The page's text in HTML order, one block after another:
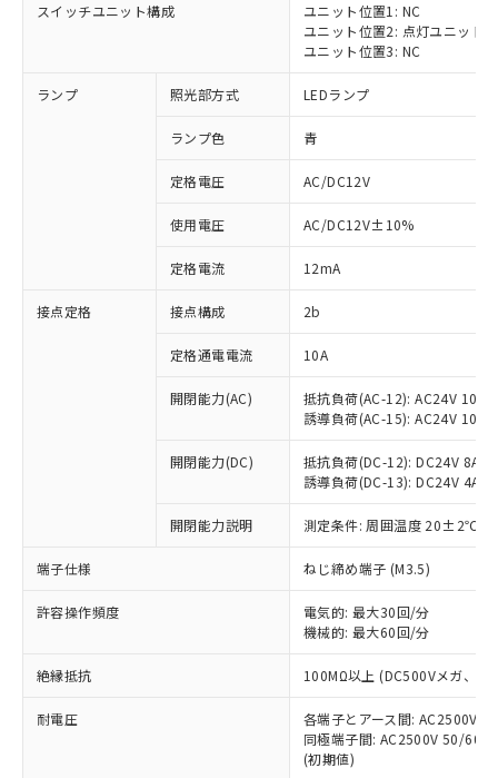
スイッチユニット構成
ユニット位置1: NC
ユニット位置2: 点灯ユニット
ユニット位置3: NC
ランプ 照光部方式 LEDランプ
ランプ色 青
定格電圧 AC/DC12V
使用電圧 AC/DC12V±10%
定格電流 12mA
接点定格 接点構成 2b
定格通電電流 10A
開閉能力(AC)
抵抗負荷(AC-12): AC24V 10A/
誘導負荷(AC-15): AC24V
開閉能力(DC)
抵抗負荷(DC-12): DC24V 8A/
誘導負荷(DC-13): DC24V 4A/
開閉能力説明 測定条件: 周囲温度 20±2℃、
端子仕様 ねじ締め端子 (M3.5)
許容操作頻度
電気的: 最大30回/分
機械的: 最大60回/分
絶縁抵抗 100MΩ以上 (DC500Vメガ、点
耐電圧
各端子とアース間: AC2500V
同極端子間: AC2500V 50/
(初期値)
ご利用条件
以下の条件をお読みいただき、同意のうえ
ご利用ください。
本サービスは、当社制御機器事業取扱
商品の当社在庫状況および標準価格
(税抜)を提供させていただくもので
当社制御機器事業取扱商品の中には、
本サービスの対象外となる商品もある
ことをご了承ください。
在庫状況および標準価格照会結果は、
記載している更新日時点での社内デー
タに基づき作成されるものであり、閲
覧された時点での実際の在庫および標
準価格とは異なる場合があることをご
※1 対応状況
対応済み：EU RoHS指令（10物質）の
非含有に対応した製品が提供可能な商品で
す。
対応予定：EU RoHS指令（10物質）の非含
有に対応した製品に切り替える予定のある
対応予定なし：EU RoHS指令（10物質）の
非含有に非対応の商品で、対応品を出す予
定はありません。
調査・確認中：EU RoHS指令（10物質）の
非含有の対応状況を調査中または確認中の
非該当品：ライセンス料など無形物で、有
害物質有無と関係のない商品です。
仕入先様の事情により、非含有部品として
いたものが、含有品と判明した場合などや
むを得ず変更することがあります。
六価クロム(Cr(Ⅵ)) 1000ppm以下、ポリ臭化ビフェニル
類(PBB) 1000ppm以下、ポリ臭化ジフェニルエーテル類
「○」：最大均質材料含有率が中国RoHSの
基準値以下であることを示します。
「×」：最大均質材料含有率が中国RoHSの
基準値を超えていることを示します。
「－」：未確認です。当社販売部門へお問
*中国RoHS10物質の基準値 (GB/T26572)：
Pb(鉛) :1000ppm、 Hg(水銀) : 1000ppm、 Cd(カドミウ
Cr(Ⅵ)(六価クロム) : 1000ppm、 PBBs(ポリ臭化ビフェ
当社は、これら貴社製品のうち、外国
為替および外国貿易法に定める商品
（以下｢規制貨物等」という）を輸出
または国外への提供する場合は、日本
国政府の輸出許可(または役務取引許
可)を取得するなどの必要な手続きを